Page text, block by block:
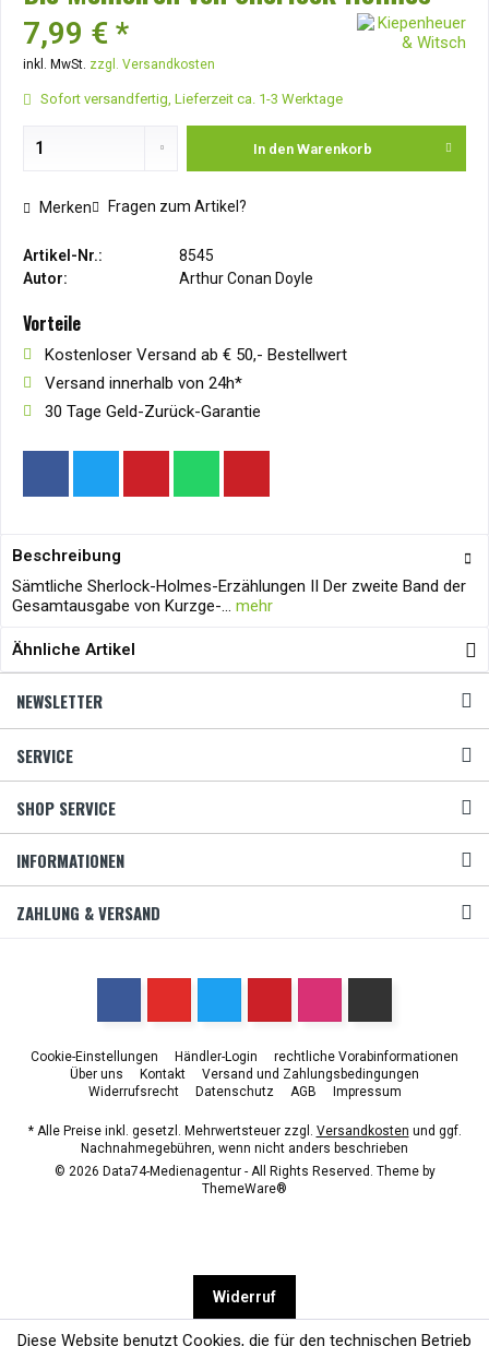
7,99 € *
inkl. MwSt. zzgl. Versandkosten
Sofort versandfertig, Lieferzeit ca. 1-3 Werktage
In den Warenkorb
Merken Fragen zum Artikel?
Artikel-Nr.:
8545
Autor:
Arthur Conan Doyle
Vorteile
Kostenloser Versand ab € 50,- Bestellwert
Versand innerhalb von 24h*
30 Tage Geld-Zurück-Garantie
Beschreibung
Sämtliche Sherlock-Holmes-Erzählungen II Der zweite Band der
Gesamtausgabe von Kurzge-... mehr
Ähnliche Artikel
NEWSLETTER
SERVICE
SHOP SERVICE
INFORMATIONEN
ZAHLUNG & VERSAND
Cookie-Einstellungen Händler-Login
rechtliche Vorabinformationen
Über uns
Kontakt
Versand und Zahlungsbedingungen
Widerrufsrecht
Datenschutz AGB Impressum
* Alle Preise inkl. gesetzl. Mehrwertsteuer zzgl. Versandkosten und ggf.
Nachnahmegebühren, wenn nicht anders beschrieben
© 2026 Data74-Medienagentur - All Rights Reserved. Theme by
ThemeWare®
Widerruf
Diese Website benutzt Cookies, die für den technischen Betrieb